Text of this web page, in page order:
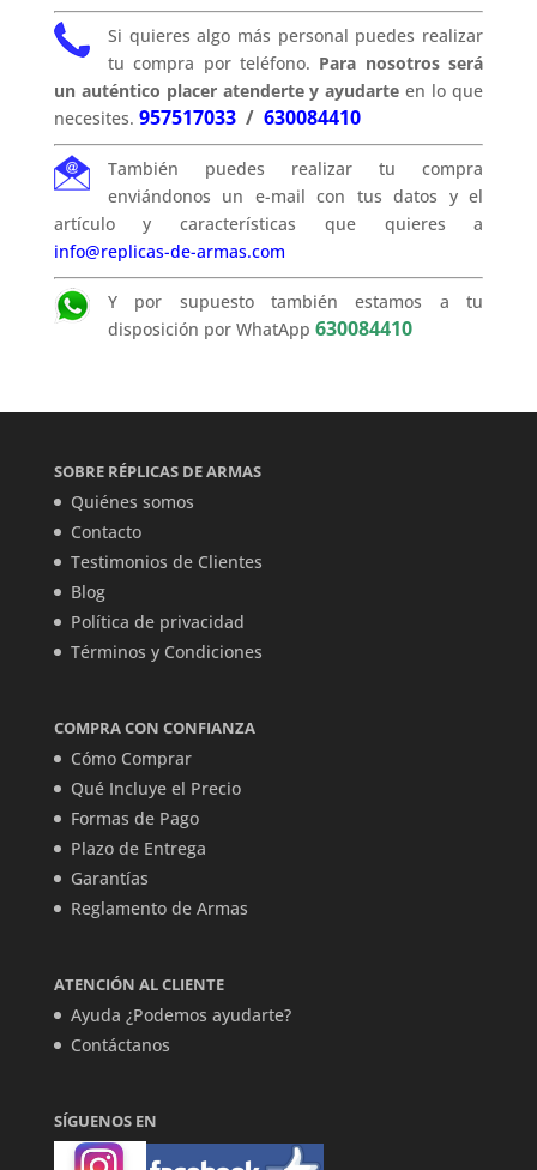
Si quieres algo más personal puedes realizar
tu compra por teléfono. Para nosotros será
un auténtico placer atenderte y ayudarte en lo que
necesites. 957517033/ 630084410
También puedes realizar tu compra
enviándonos un e-mail con tus datos y el
artículo y características que quieres a
info@replicas-de-armas.com
Y por supuesto también estamos a tu
disposición por WhatApp 630084410
SOBRE RÉPLICAS DE ARMAS
Quiénes somos
Contacto
Testimonios de Clientes
Blog
Política de privacidad
Términos y Condiciones
COMPRA CON CONFIANZA
Cómo Comprar
Qué Incluye el Precio
Formas de Pago
Plazo de Entrega
Garantías
Reglamento de Armas
ATENCIÓN AL CLIENTE
Ayuda ¿Podemos ayudarte?
Contáctanos
SÍGUENOS EN